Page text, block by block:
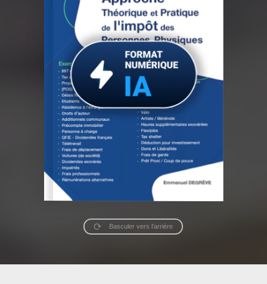
Basculer vers l’arrière